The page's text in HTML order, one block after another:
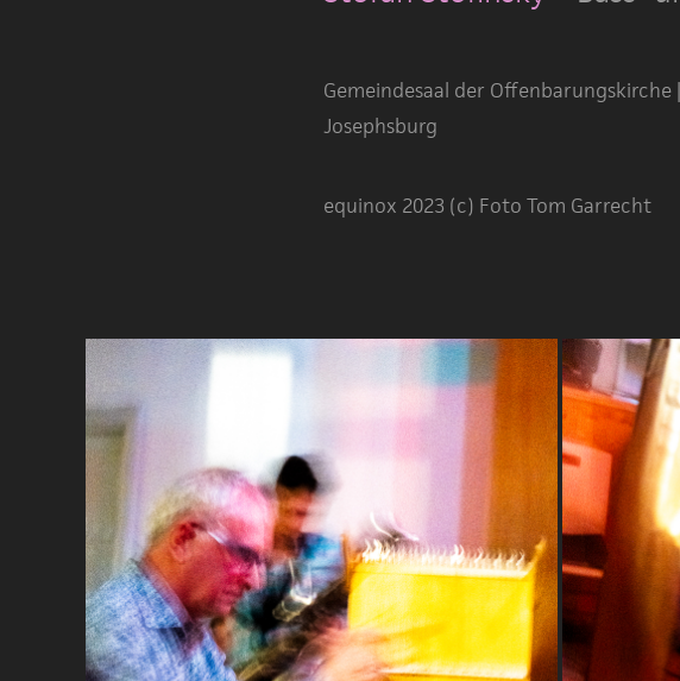
Gemeindesaal der
Josephsburg
equinox 2023 (c) Foto Tom Garrecht